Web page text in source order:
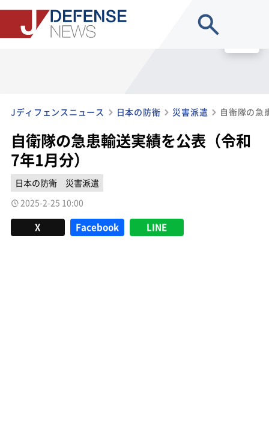
Jディフェンスニュース 日本の防衛 災害派遣 自衛隊の急
自衛隊の急患輸送実績を公表（令和
7年1月分）
日本の防衛
災害派遣
2025-2-25 10:00
X Facebook LINE